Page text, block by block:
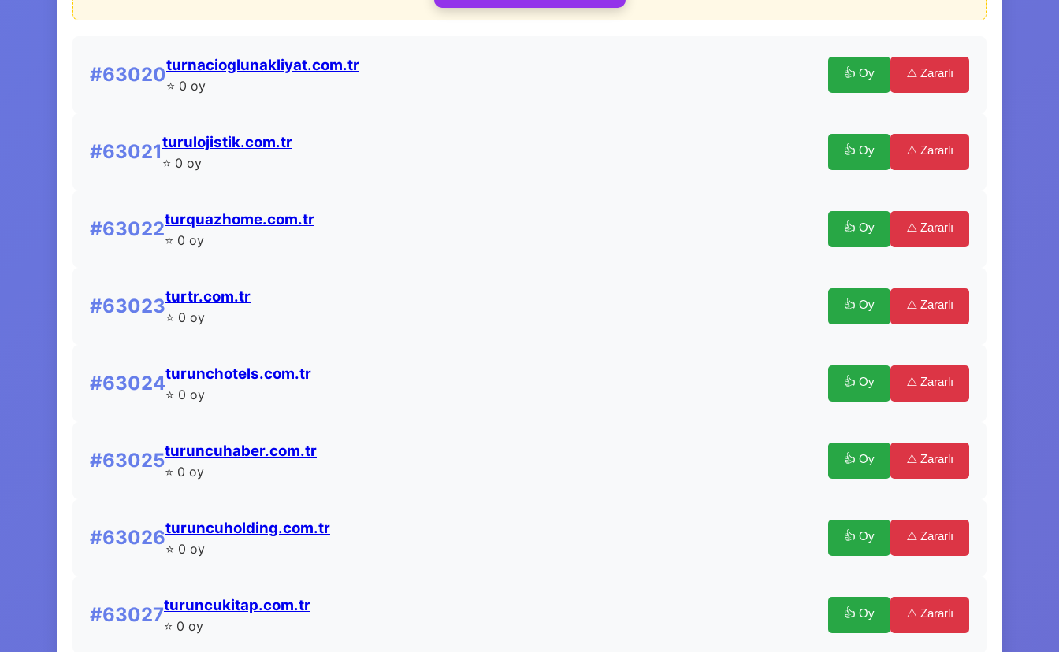
#63020turnacioglunakliyat.com.tr
⭐ 0 oy
👍 Oy ⚠️ Zararlı
#63021turulojistik.com.tr
⭐ 0 oy
👍 Oy ⚠️ Zararlı
#63022turquazhome.com.tr
⭐ 0 oy
👍 Oy ⚠️ Zararlı
#63023turtr.com.tr
⭐ 0 oy
👍 Oy ⚠️ Zararlı
#63024turunchotels.com.tr
⭐ 0 oy
👍 Oy ⚠️ Zararlı
#63025turuncuhaber.com.tr
⭐ 0 oy
👍 Oy ⚠️ Zararlı
#63026turuncuholding.com.tr
⭐ 0 oy
👍 Oy ⚠️ Zararlı
#63027turuncukitap.com.tr
⭐ 0 oy
👍 Oy ⚠️ Zararlı